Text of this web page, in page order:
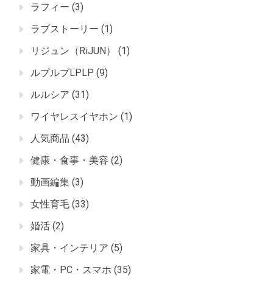
ラフィー (3)
ラブストーリー (1)
リジュン（RiJUN）
(1)
ルプルプLPLP (9)
ルルシア (31)
ワイヤレスイヤホン (1)
人気商品 (43)
健康・食事・美容 (2)
動画編集 (3)
女性育毛 (33)
婚活 (2)
家具・インテリア (5)
家電・PC・スマホ (35)